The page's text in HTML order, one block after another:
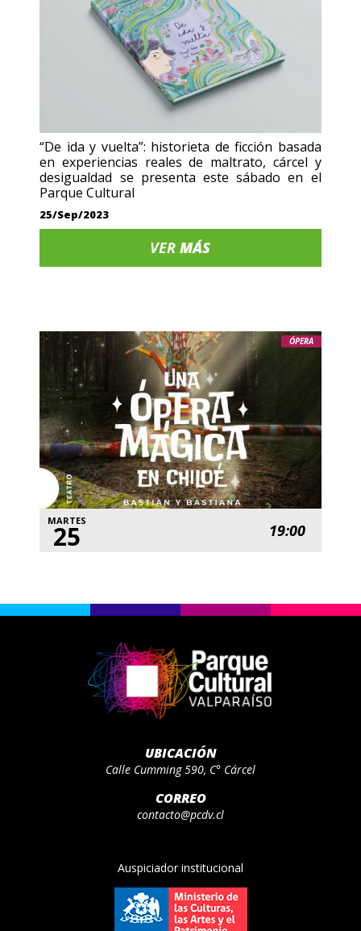
“De ida y vuelta”: historieta de ficción basada
en experiencias reales de maltrato, cárcel y
desigualdad se presenta este sábado en el
Parque Cultural
25/Sep/2023
VERMÁS
ÓPERA
MARTES
25 19:00
UBICACIÓN
Calle Cumming 590, C° Cárcel
CORREO
contacto@pcdv.cl
Auspiciador institucional